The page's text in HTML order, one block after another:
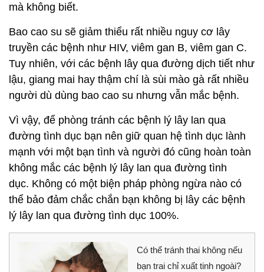
mà không biết.
Bao cao su sẽ giảm thiểu rất nhiều nguy cơ lây
truyền các bệnh như HIV, viêm gan B, viêm gan C.
Tuy nhiên, với các bệnh lây qua đường dịch tiết như
lậu, giang mai hay thậm chí là sùi mào gà rất nhiều
người dù dùng bao cao su nhưng vẫn mắc bệnh.
Vì vậy, để phòng tránh các bệnh lý lây lan qua
đường tình dục bạn nên giữ quan hệ tình dục lành
mạnh với một bạn tình và người đó cũng hoàn toàn
không mắc các bệnh lý lây lan qua đường tình
dục. Không có một biện pháp phòng ngừa nào có
thể bảo đảm chắc chắn bạn không bị lây các bệnh
lý lây lan qua đường tình dục 100%.
Có thể tránh thai không nếu
bạn trai chỉ xuất tinh ngoài?